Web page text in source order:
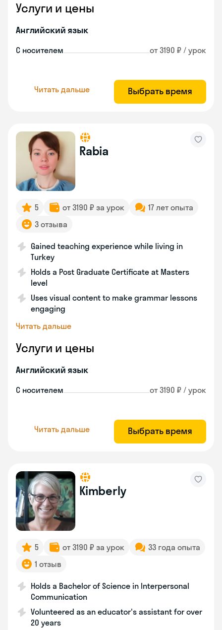
Услуги и цены
Английский язык
С носителем от 3190 ₽ / урок
Читать дальше Выбрать время
Rabia
5 от 3190 ₽ за урок
17 лет опыта
3 отзыва
Gained teaching experience while living in
Turkey
Holds a Post Graduate Certificate at Masters
level
Uses visual content to make grammar lessons
engaging
Читать дальше
Услуги и цены
Английский язык
С носителем от 3190 ₽ / урок
Читать дальше Выбрать время
Kimberly
5 от 3190 ₽ за урок
33 года опыта
1 отзыв
Holds a Bachelor of Science in Interpersonal
Communication
Volunteered as an educator's assistant for over
20 years